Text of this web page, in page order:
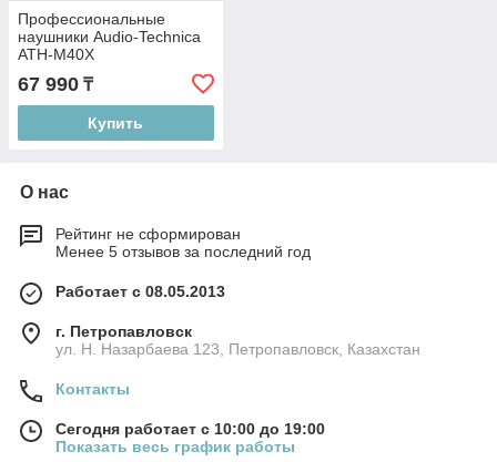
Профессиональные
наушники Audio-Technica
ATH-M40X
67 990 ₸
Купить
О нас
Рейтинг не сформирован
Менее 5 отзывов за последний год
Работает с 08.05.2013
г. Петропавловск
ул. Н. Назарбаева 123, Петропавловск, Казахстан
Контакты
Сегодня работает с 10:00 до 19:00
Показать весь график работы